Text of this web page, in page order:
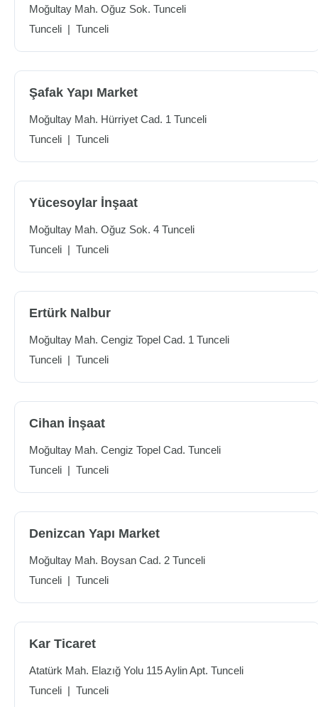
Moğultay Mah. Oğuz Sok. Tunceli
Tunceli | Tunceli
Şafak Yapı Market
Moğultay Mah. Hürriyet Cad. 1 Tunceli
Tunceli | Tunceli
Yücesoylar İnşaat
Moğultay Mah. Oğuz Sok. 4 Tunceli
Tunceli | Tunceli
Ertürk Nalbur
Moğultay Mah. Cengiz Topel Cad. 1 Tunceli
Tunceli | Tunceli
Cihan İnşaat
Moğultay Mah. Cengiz Topel Cad. Tunceli
Tunceli | Tunceli
Denizcan Yapı Market
Moğultay Mah. Boysan Cad. 2 Tunceli
Tunceli | Tunceli
Kar Ticaret
Atatürk Mah. Elazığ Yolu 115 Aylin Apt. Tunceli
Tunceli | Tunceli